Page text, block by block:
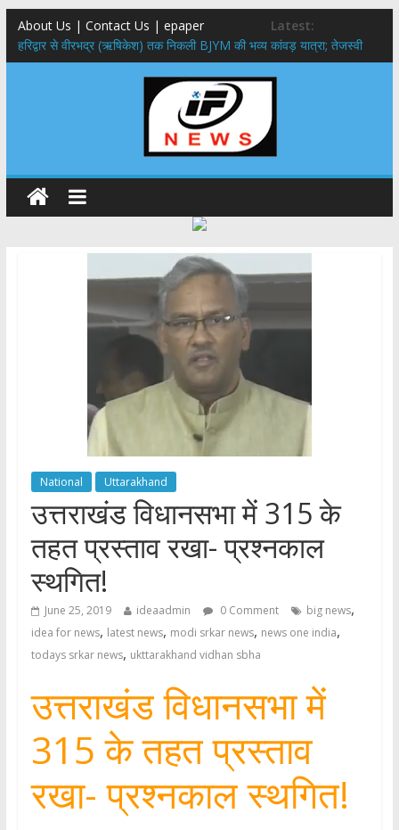
About Us | Contact Us | epaper
Latest:
​हरिद्वार से वीरभद्र (ऋषिकेश) तक निकली BJYM की भव्य कांवड़ यात्रा; तेजस्वी
सूर्या ने की देश व प्रदेशवासियों के कल्याण की कामना
नंदा की चौकी पुल हादसा: PWD के EE, AE और JE निलंबित, सीएम धामी के निर्देश
मुख्यमंत्री ने 9 लाख 87 हजार17 पेंशन लाभार्थियों को कुल 146 करोड़ 32 लाख
राष्ट्रीय हथकरघा दिवस पर मुख्यमंत्री धामी ने उत्कृष्ट बुनकरों और हस्तशिल्प
कारीगरों को किया सम्मानित
​धामी कैबिनेट का बड़ा फैसला: पशुपालकों को 60% तक सब्सिडी, गंगा एक्सप्रेसवे का
हरिद्वार तक होगा विस्तार
National Uttarakhand
उत्तराखंड विधानसभा में 315 के
तहत प्रस्ताव रखा- प्रश्नकाल
स्थगित!
June 25, 2019 ideaadmin 0 Comment big news,
idea for news, latest news, modi srkar news, news one india,
todays srkar news, ukttarakhand vidhan sbha
उत्तराखंड विधानसभा में
315 के तहत प्रस्ताव
रखा- प्रश्नकाल स्थगित!